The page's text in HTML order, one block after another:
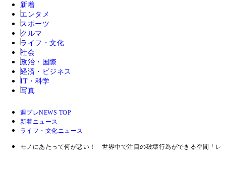
新着
エンタメ
スポーツ
クルマ
ライフ・文化
社会
政治・国際
経済・ビジネス
IT・科学
写真
週プレNEWS TOP
新着ニュース
ライフ・文化ニュース
モノにあたって何が悪い！ 世界中で注目の破壊行為ができる空間「レ